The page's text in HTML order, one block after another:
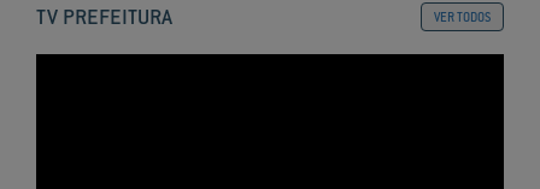
TV PREFEITURA VER TODOS